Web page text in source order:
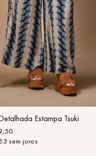
38 40 42 44
Estampa Tsuki
,50
sem juros